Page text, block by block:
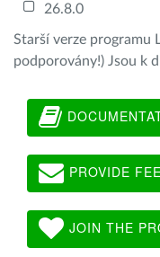
26.8.0
Starší verze programu
podporovány!) Jsou k
PROVIDE
JOIN THE